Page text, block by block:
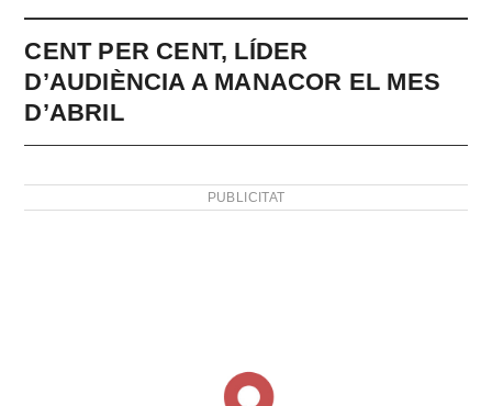
CENT PER CENT, LÍDER
D’AUDIÈNCIA A MANACOR EL MES
D’ABRIL
PUBLICITAT